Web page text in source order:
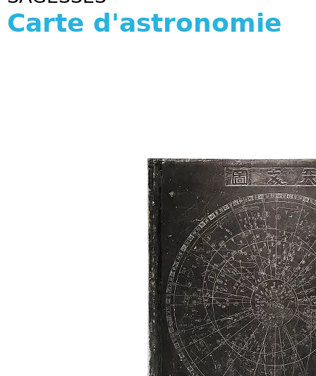
Carte d'astronomie